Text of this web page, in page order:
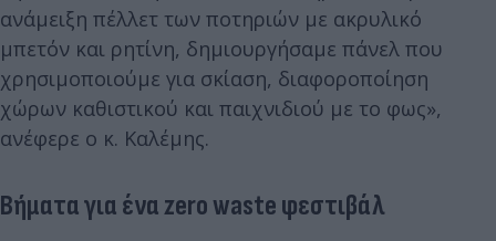
ανάμειξη πέλλετ των ποτηριών με ακρυλικό
μπετόν και ρητίνη, δημιουργήσαμε πάνελ που
χρησιμοποιούμε για σκίαση, διαφοροποίηση
χώρων καθιστικού και παιχνιδιού με το φως»,
ανέφερε ο κ. Καλέμης.
Βήματα για ένα zero waste φεστιβάλ